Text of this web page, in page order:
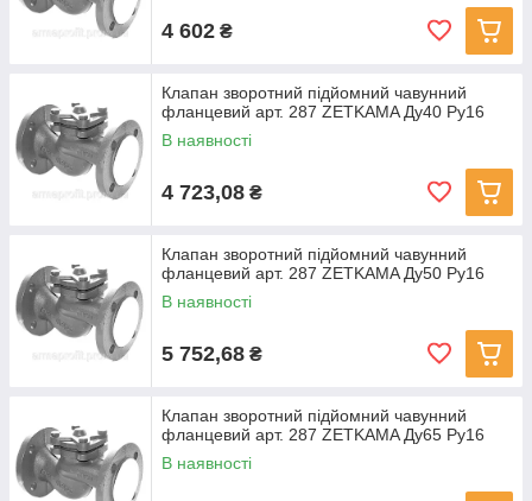
4 602 ₴
Клапан зворотний підйомний чавунний
фланцевий арт. 287 ZETKAMA Ду40 Ру16
В наявності
4 723,08 ₴
Клапан зворотний підйомний чавунний
фланцевий арт. 287 ZETKAMA Ду50 Ру16
В наявності
5 752,68 ₴
Клапан зворотний підйомний чавунний
фланцевий арт. 287 ZETKAMA Ду65 Ру16
В наявності